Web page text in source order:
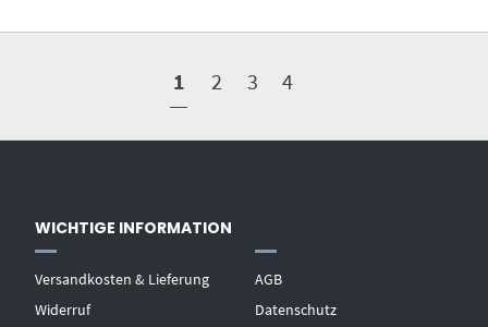
1 2 3 4
WICHTIGE INFORMATION
Versandkosten & Lieferung
Widerruf
AGB
Datenschutz